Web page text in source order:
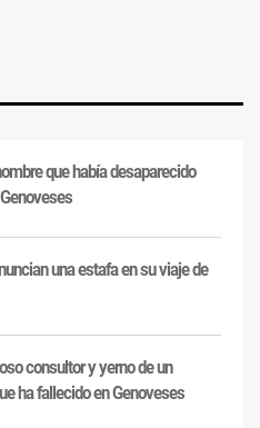
que había desaparecido
una estafa en su viaje de
consultor y yerno de un
ha fallecido en Genoveses